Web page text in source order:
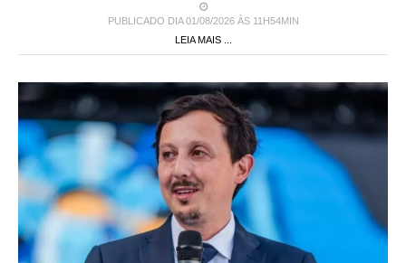
PUBLICADO DIA 01/08/2026 ÀS 11H54MIN
LEIA MAIS ...